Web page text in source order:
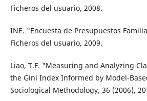
Ficheros del usuario, 2008.
INE. "Encuesta de Presupuestos
Ficheros del usuario, 2009.
Liao, T.F. "Measuring and Analyzing
the Gini Index Informed by Model-
Sociological Methodology, 36 (2006),